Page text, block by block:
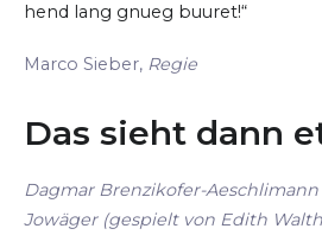
hend lang gnueg buuret!“
Marco Sieber, Regie
Das sieht dann
Dagmar Brenzikofer-Aeschlimann
Jowäger (gespielt von Edith